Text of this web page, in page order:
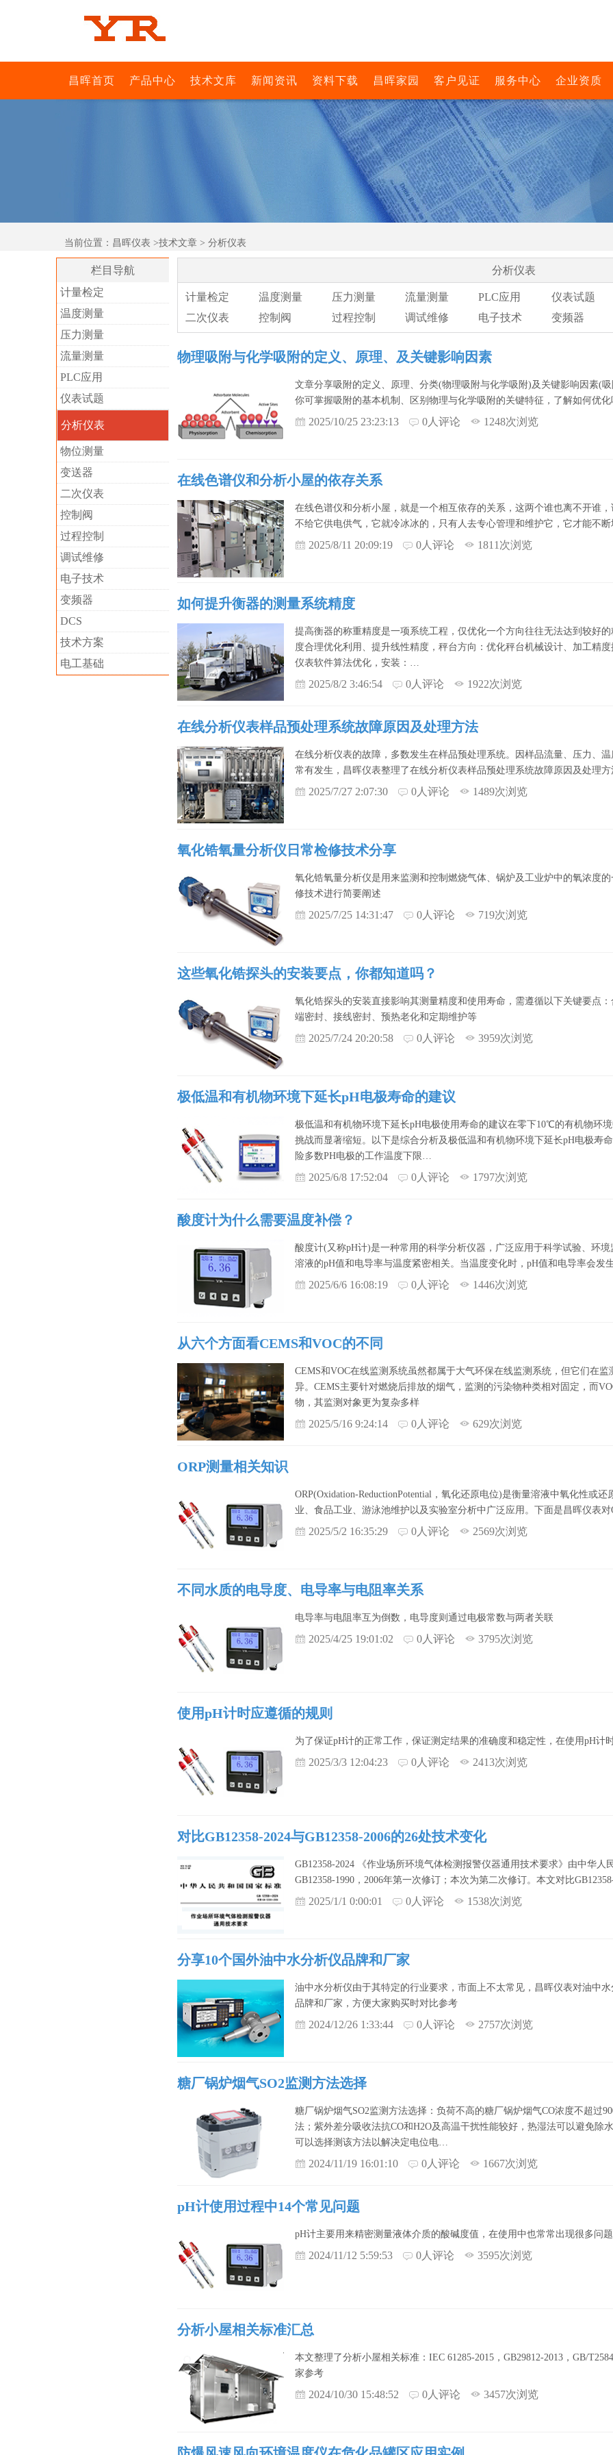
昌晖首页 产品中心 技术文库 新闻资讯 资料下载 昌晖家园 客户见证 服务中心 企业资质
当前位置： 昌晖仪表 >技术文章 > 分析仪表
栏目导航
计量检定
温度测量
压力测量
流量测量
PLC应用
仪表试题
分析仪表
物位测量
变送器
二次仪表
控制阀
过程控制
调试维修
电子技术
变频器
DCS
技术方案
电工基础
分析仪表
计量检定 温度测量 压力测量 流量测量 PLC应用 仪表试题
二次仪表
控制阀 过程控制 调试维修 电子技术 变频器
物理吸附与化学吸附的定义、原理、及关键影响因素
文章分享吸附的定义、原理、分类(物理吸附与化学吸附)及关键影响因素(
你可掌握吸附的基本机制、区别物理与化学吸附的关键特征，了解如何优
2025/10/25 23:23:13 0人评论 1248次浏览
在线色谱仪和分析小屋的依存关系
在线色谱仪和分析小屋，就是一个相互依存的关系，这两个谁也离不开谁
不给它供电供气，它就冷冰冰的，只有人去专心管理和维护它，它才能不
2025/8/11 20:09:19 0人评论 1811次浏览
如何提升衡器的测量系统精度
提高衡器的称重精度是一项系统工程，仅优化一个方向往往无法达到较好
度合理优化利用、提升线性精度，秤台方向：优化秤台机械设计、加工精
仪表软件算法优化，安装：…
2025/8/2 3:46:54 0人评论 1922次浏览
在线分析仪表样品预处理系统故障原因及处理方法
在线分析仪表的故障，多数发生在样品预处理系统。因样品流量、压力、
常有发生，昌晖仪表整理了在线分析仪表样品预处理系统故障原因及处理
2025/7/27 2:07:30 0人评论 1489次浏览
氧化锆氧量分析仪日常检修技术分享
氧化锆氧量分析仪是用来监测和控制燃烧气体、锅炉及工业炉中的氧浓度
修技术进行简要阐述
2025/7/25 14:31:47 0人评论 719次浏览
这些氧化锆探头的安装要点，你都知道吗？
氧化锆探头的安装直接影响其测量精度和使用寿命，需遵循以下关键要点
端密封、接线密封、预热老化和定期维护等
2025/7/24 20:20:58 0人评论 3959次浏览
极低温和有机物环境下延长pH电极寿命的建议
极低温和有机物环境下延长pH电极使用寿命的建议在零下10℃的有机物环
挑战而显著缩短。以下是综合分析及极低温和有机物环境下延长pH电极寿
险多数PH电极的工作温度下限…
2025/6/8 17:52:04 0人评论 1797次浏览
酸度计为什么需要温度补偿？
酸度计(又称pH计)是一种常用的科学分析仪器，广泛应用于科学试验、环
溶液的pH值和电导率与温度紧密相关。当温度变化时，pH值和电导率会发
2025/6/6 16:08:19 0人评论 1446次浏览
从六个方面看CEMS和VOC的不同
CEMS和VOC在线监测系统虽然都属于大气环保在线监测系统，但它们在
异。CEMS主要针对燃烧后排放的烟气，监测的污染物种类相对固定，而
物，其监测对象更为复杂多样
2025/5/16 9:24:14 0人评论 629次浏览
ORP测量相关知识
ORP(Oxidation-ReductionPotential，氧化还原电位)是衡量溶液中氧化性或
业、食品工业、游泳池维护以及实验室分析中广泛应用。下面是昌晖仪表
2025/5/2 16:35:29 0人评论 2569次浏览
不同水质的电导度、电导率与电阻率关系
电导率与电阻率互为倒数，电导度则通过电极常数与两者关联
2025/4/25 19:01:02 0人评论 3795次浏览
使用pH计时应遵循的规则
为了保证pH计的正常工作，保证测定结果的准确度和稳定性，在使用pH计
2025/3/3 12:04:23 0人评论 2413次浏览
对比GB12358-2024与GB12358-2006的26处技术变化
GB12358-2024 《作业场所环境气体检测报警仪器通用技术要求》由中华
GB12358-1990，2006年第一次修订；本次为第二次修订。本文对比
2025/1/1 0:00:01 0人评论 1538次浏览
分享10个国外油中水分析仪品牌和厂家
油中水分析仪由于其特定的行业要求，市面上不太常见，昌晖仪表对油中
品牌和厂家，方便大家购买时对比参考
2024/12/26 1:33:44 0人评论 2757次浏览
糖厂锅炉烟气SO2监测方法选择
糖厂锅炉烟气SO2监测方法选择：负荷不高的糖厂锅炉烟气CO浓度不超过
法；紫外差分吸收法抗CO和H2O及高温干扰性能较好，热湿法可以避免除
可以选择测该方法以解决定电位电…
2024/11/19 16:01:10 0人评论 1667次浏览
pH计使用过程中14个常见问题
pH计主要用来精密测量液体介质的酸碱度值，在使用中也常常出现很多问
2024/11/12 5:59:53 0人评论 3595次浏览
分析小屋相关标准汇总
本文整理了分析小屋相关标准：IEC 61285-2015，GB29812-2013，GB/
家参考
2024/10/30 15:48:52 0人评论 3457次浏览